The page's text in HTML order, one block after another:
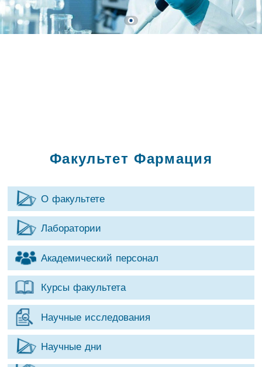
Факультет Фармация
О факультете
Лаборатории
Академический персонал
Курсы факультета
Научные исследования
Научные дни